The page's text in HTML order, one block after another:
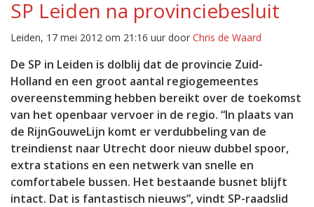
Vorig uur
uur 1 van 0 Volgend uur
Inklappen
SP Leiden na provinciebesluit
Leiden, 17 mei 2012 om 21:16 uur door Chris de Waard
De SP in Leiden is dolblij dat de provincie Zuid-
Holland en een groot aantal regiogemeentes
overeenstemming hebben bereikt over de toekomst
van het openbaar vervoer in de regio. “In plaats van
de RijnGouweLijn komt er verdubbeling van de
treindienst naar Utrecht door nieuw dubbel spoor,
extra stations en een netwerk van snelle en
comfortabele bussen. Het bestaande busnet blijft
intact. Dat is fantastisch nieuws”, vindt SP-raadslid